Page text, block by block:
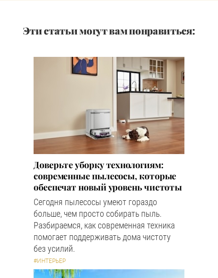
Эти статьи могут вам понравиться:
Доверьте уборку технологиям:
современные пылесосы, которые
обеспечат новый уровень чистоты
Сегодня пылесосы умеют гораздо
больше, чем просто собирать пыль.
Разбираемся, как современная техника
помогает поддерживать дома чистоту
без усилий.
#ИНТЕРЬЕР